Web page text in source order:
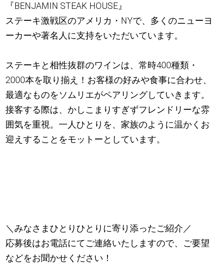
『BENJAMIN STEAK HOUSE』
ステーキ激戦区のアメリカ・NYで、多くのニューヨ
ーカーや著名人に支持をいただいています。
ステーキと相性抜群のワインは、常時400種類・
2000本を取り揃え！お客様の好みや食事に合わせ、
最適なものをソムリエがペアリングしていきます。
接客する際は、かしこまりすぎずフレンドリーな雰
囲気を重視。一人ひとりを、家族のように温かくお
迎えすることをモットーとしています。
＼みなさまひとりひとりに寄り添ったご紹介／
応募後はお電話にてご連絡いたしますので、ご要望
などをお聞かせください！